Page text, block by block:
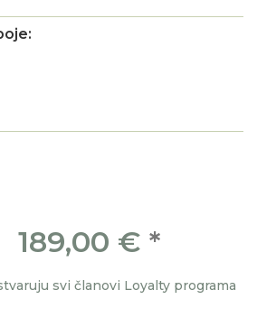
189,00 € *
svi članovi Loyalty programa